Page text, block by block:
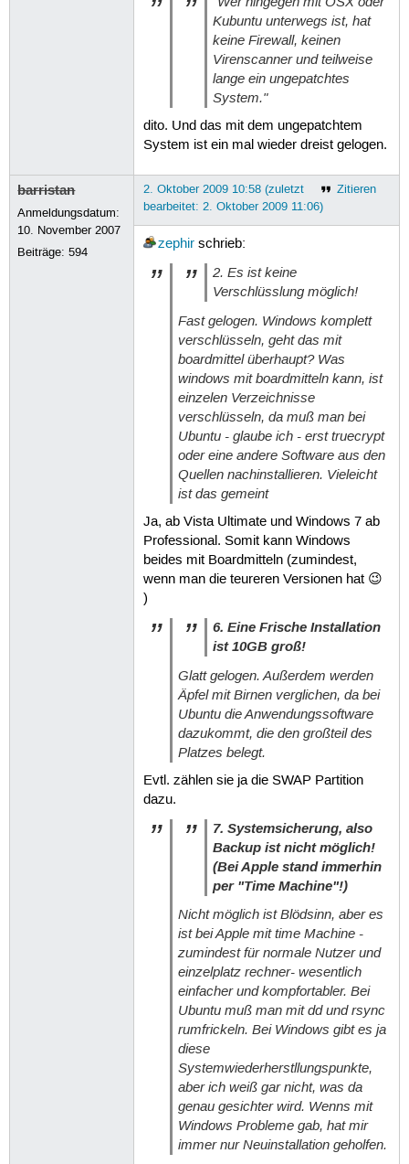
Kubuntu unterwegs ist, hat
keine Firewall, keinen
Virenscanner und teilweise
lange ein ungepatchtes
System."
dito. Und das mit dem ungepatchtem
System ist ein mal wieder dreist gelogen.
barristan
Anmeldungsdatum:
10. November 2007
Beiträge:594
Zitieren
2. Oktober 2009 10:58 (zuletzt
bearbeitet: 2. Oktober 2009 11:06)
zephirschrieb:
2. Es ist keine
Verschlüsslung möglich!
Fast gelogen. Windows komplett
verschlüsseln, geht das mit
boardmittel überhaupt? Was
windows mit boardmitteln kann, ist
einzelen Verzeichnisse
verschlüsseln, da muß man bei
Ubuntu - glaube ich - erst truecrypt
oder eine andere Software aus den
Quellen nachinstallieren. Vieleicht
ist das gemeint
Ja, ab Vista Ultimate und Windows 7 ab
Professional. Somit kann Windows
beides mit Boardmitteln (zumindest,
wenn man die teureren Versionen hat 😉
)
6. Eine Frische Installation
ist 10GB groß!
Glatt gelogen. Außerdem werden
Äpfel mit Birnen verglichen, da bei
Ubuntu die Anwendungssoftware
dazukommt, die den großteil des
Platzes belegt.
Evtl. zählen sie ja die SWAP Partition
dazu.
7. Systemsicherung, also
Backup ist nicht möglich!
(Bei Apple stand immerhin
per "Time Machine"!)
Nicht möglich ist Blödsinn, aber es
ist bei Apple mit time Machine -
zumindest für normale Nutzer und
einzelplatz rechner- wesentlich
einfacher und kompfortabler. Bei
Ubuntu muß man mit dd und rsync
rumfrickeln. Bei Windows gibt es ja
diese
Systemwiederherstllungspunkte,
aber ich weiß gar nicht, was da
genau gesichter wird. Wenns mit
Windows Probleme gab, hat mir
immer nur Neuinstallation geholfen.